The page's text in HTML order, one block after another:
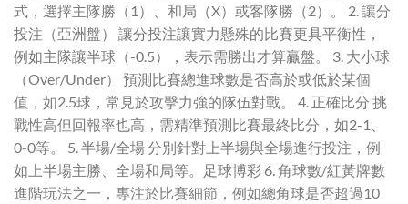
式，選擇主隊勝（1）、和局（X）或客隊勝（2）。 2. 讓分
投注（亞洲盤） 讓分投注讓實力懸殊的比賽更具平衡性，
例如主隊讓半球（-0.5），表示需勝出才算贏盤。 3. 大小球
（Over/Under） 預測比賽總進球數是否高於或低於某個
值，如2.5球，常見於攻擊力強的隊伍對戰。 4. 正確比分 挑
戰性高但回報率也高，需精準預測比賽最終比分，如2-1、
0-0等。 5. 半場/全場 分別針對上半場與全場進行投注，例
如上半場主勝、全場和局等。足球博彩 6. 角球數/紅黃牌數
進階玩法之一，專注於比賽細節，例如總角球是否超過10